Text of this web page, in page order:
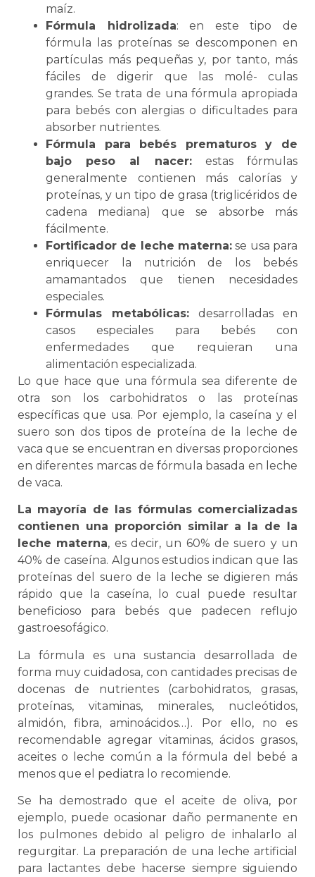
maíz.
Fórmula hidrolizada: en este tipo de
fórmula las proteínas se descomponen en
partículas más pequeñas y, por tanto, más
fáciles de digerir que las molé- culas
grandes. Se trata de una fórmula apropiada
para bebés con alergias o dificultades para
absorber nutrientes.
Fórmula para bebés prematuros y de
bajo peso al nacer:estas fórmulas
generalmente contienen más calorías y
proteínas, y un tipo de grasa (triglicéridos de
cadena mediana) que se absorbe más
fácilmente.
Fortificador de leche materna: se usa para
enriquecer la nutrición de los bebés
amamantados que tienen necesidades
especiales.
Fórmulas metabólicas: desarrolladas en
casos especiales para bebés con
enfermedades que requieran una
alimentación especializada.
Lo que hace que una fórmula sea diferente de
otra son los carbohidratos o las proteínas
específicas que usa. Por ejemplo, la caseína y el
suero son dos tipos de proteína de la leche de
vaca que se encuentran en diversas proporciones
en diferentes marcas de fórmula basada en leche
de vaca.
La mayoría de las fórmulas comercializadas
contienen una proporción similar a la de la
leche materna, es decir, un 60% de suero y un
40% de caseína. Algunos estudios indican que las
proteínas del suero de la leche se digieren más
rápido que la caseína, lo cual puede resultar
beneficioso para bebés que padecen reflujo
gastroesofágico.
La fórmula es una sustancia desarrollada de
forma muy cuidadosa, con cantidades precisas de
docenas de nutrientes (carbohidratos, grasas,
proteínas, vitaminas, minerales, nucleótidos,
almidón, fibra, aminoácidos…). Por ello, no es
recomendable agregar vitaminas, ácidos grasos,
aceites o leche común a la fórmula del bebé a
menos que el pediatra lo recomiende.
Se ha demostrado que el aceite de oliva, por
ejemplo, puede ocasionar daño permanente en
los pulmones debido al peligro de inhalarlo al
regurgitar. La preparación de una leche artificial
para lactantes debe hacerse siempre siguiendo